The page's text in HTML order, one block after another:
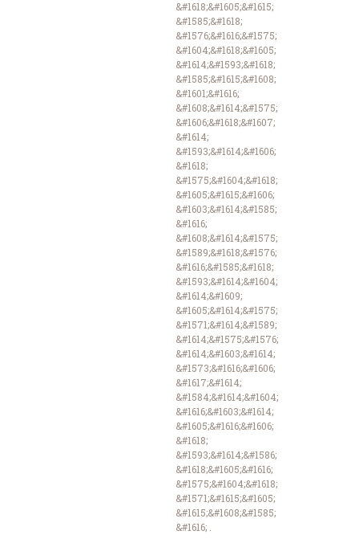
&#1618;&#1605;&#1615;
&#1585;&#1618;
&#1576;&#1616;&#1575;
&#1604;&#1618;&#1605;
&#1614;&#1593;&#1618;
&#1585;&#1615;&#1608;
&#1601;&#1616;
&#1608;&#1614;&#1575;
&#1606;&#1618;&#1607;
&#1614;
&#1593;&#1614;&#1606;
&#1618;
&#1575;&#1604;&#1618;
&#1605;&#1615;&#1606;
&#1603;&#1614;&#1585;
&#1616;
&#1608;&#1614;&#1575;
&#1589;&#1618;&#1576;
&#1616;&#1585;&#1618;
&#1593;&#1614;&#1604;
&#1614;&#1609;
&#1605;&#1614;&#1575;
&#1571;&#1614;&#1589;
&#1614;&#1575;&#1576;
&#1614;&#1603;&#1614;
&#1573;&#1616;&#1606;
&#1617;&#1614;
&#1584;&#1614;&#1604;
&#1616;&#1603;&#1614;
&#1605;&#1616;&#1606;
&#1618;
&#1593;&#1614;&#1586;
&#1618;&#1605;&#1616;
&#1575;&#1604;&#1618;
&#1571;&#1615;&#1605;
&#1615;&#1608;&#1585;
&#1616; .